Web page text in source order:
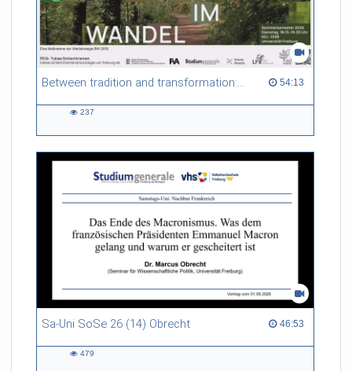
Between tradition and transformation: how owners, advisers and institutions co-create knowledge for resilient forests in Europe 54:13
54:13 duration
237
Sa-Uni SoSe 26 (14) Obrecht 46:53
46:53 duration
479